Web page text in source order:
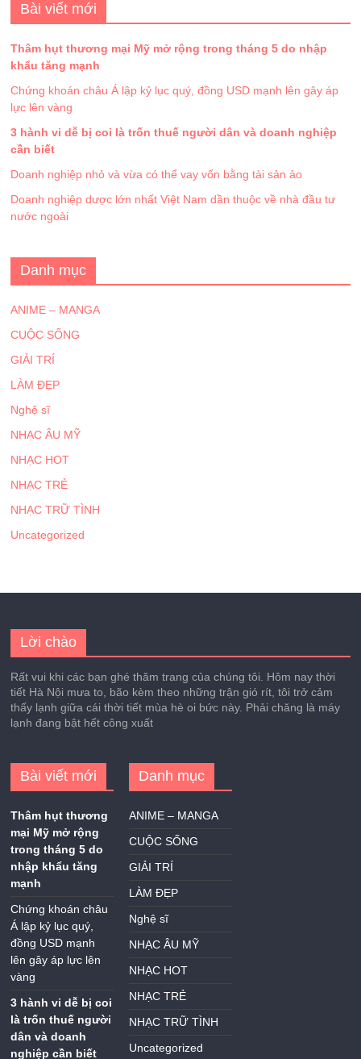
Bài viết mới
Thâm hụt thương mại Mỹ mở rộng trong tháng 5 do nhập
khẩu tăng mạnh
Chứng khoán châu Á lập kỷ lục quý, đồng USD mạnh lên gây áp
lực lên vàng
3 hành vi dễ bị coi là trốn thuế người dân và doanh nghiệp
cần biết
Doanh nghiệp nhỏ và vừa có thể vay vốn bằng tài sản ảo
Doanh nghiệp dược lớn nhất Việt Nam dần thuộc về nhà đầu tư
nước ngoài
Danh mục
ANIME – MANGA
CUỘC SỐNG
GIẢI TRÍ
LÀM ĐẸP
Nghệ sĩ
NHẠC ÂU MỸ
NHẠC HOT
NHẠC TRẺ
NHẠC TRỮ TÌNH
Uncategorized
Lời chào
Rất vui khi các bạn ghé thăm trang của chúng tôi. Hôm nay thời
tiết Hà Nội mưa to, bão kèm theo những trận gió rít, tôi trở cảm
thấy lạnh giữa cái thời tiết mùa hè oi bức này. Phải chăng là máy
lạnh đang bật hết công xuất
Bài viết mới
Thâm hụt thương
mại Mỹ mở rộng
trong tháng 5 do
nhập khẩu tăng
mạnh
Chứng khoán châu
Á lập kỷ lục quý,
đồng USD mạnh
lên gây áp lực lên
vàng
3 hành vi dễ bị coi
là trốn thuế người
dân và doanh
nghiệp cần biết
Danh mục
ANIME – MANGA
CUỘC SỐNG
GIẢI TRÍ
LÀM ĐẸP
Nghệ sĩ
NHẠC ÂU MỸ
NHẠC HOT
NHẠC TRẺ
NHẠC TRỮ TÌNH
Uncategorized